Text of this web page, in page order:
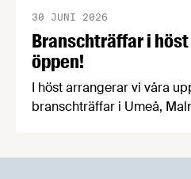
Branschträffar i
öppen!
30 JUNI 2026
I höst arrangerar vi våra
branschträffar i Umeå,
kan träffa branschkollegor